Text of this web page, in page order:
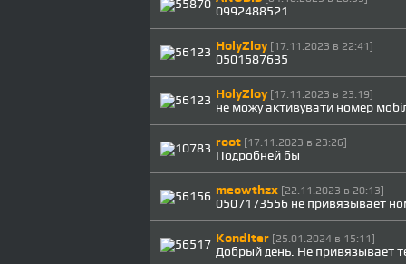
0992488521
HolyZloy [17.11.2023 в 22:41]
0501587635
HolyZloy [17.11.2023 в 23:19]
не можу активувати номер
root [17.11.2023 в 23:26]
Подробней бы
meowthzx [22.11.2023 в 20:13]
0507173556 не привязывает
Konditer [25.01.2024 в 15:11]
Добрый день. Не привязывает